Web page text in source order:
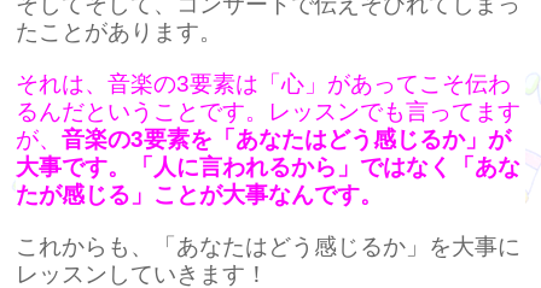
たことがあります。
それは、音楽の3要素は「心」があってこそ伝わ
るんだということです。レッスンでも言ってます
が、音楽の3要素を「あなたはどう感じるか」が
大事です。「人に言われるから」ではなく「あな
たが感じる」ことが大事なんです。
これからも、「あなたはどう感じるか」を大事に
レッスンしていきます！